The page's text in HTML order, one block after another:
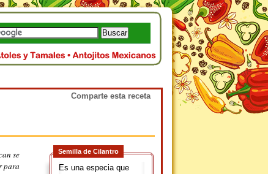
se
para
Semilla de Cilantro
Es una especia que
Comparte esta receta